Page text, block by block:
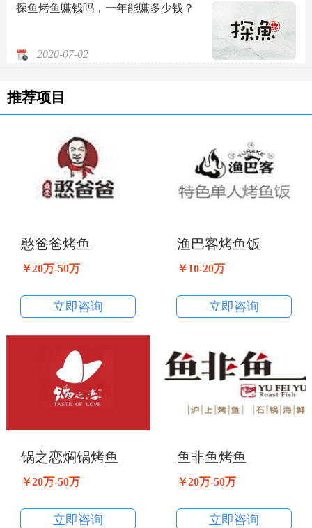
探鱼烤鱼赚钱吗，一年能赚多少钱？
2020-07-02
推荐项目
憨爸爸烤鱼
￥20万-50万
立即咨询
渔巴客烤鱼饭
￥10-20万
立即咨询
锅之恋焖锅烤鱼
￥20万-50万
立即咨询
鱼非鱼烤鱼
￥20万-50万
立即咨询